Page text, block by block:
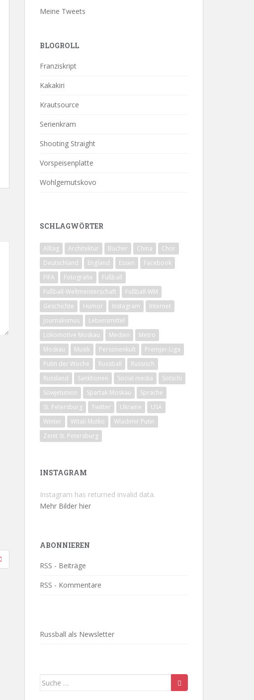
Meine Tweets
BLOGROLL
Franziskript
Kakakiri
Krautsource
Serienkram
Shooting Straight
Vorspeisenplatte
Wohlgemutskovo
SCHLAGWÖRTER
Alltag Architektur Bücher China
Chor
Deutschland
England Essen
Facebook
FIFA
Fotografie
Fußball
Fußball-Weltmeisterschaft
Fußball-WM
Geschichte
Humor Instagram
Internet
Journalismus
Lebensmittel
Lokomotive Moskau
Medien
Metro
Moskau
Musik Personenkult
Premjer-Liga
Putin der Woche
Russball
Russisch
Russland
Sanktionen Social media
Sotschi
Sowjetunion
Spartak Moskau
Sprache
St. Petersburg
Twitter Ukraine
USA
Winter
Witali Mutko
Wladimir Putin
Zenit St. Petersburg
INSTAGRAM
Instagram has returned invalid data.
Mehr Bilder hier
ABONNIEREN
RSS - Beiträge
RSS - Kommentare
Russball als Newsletter
Suche